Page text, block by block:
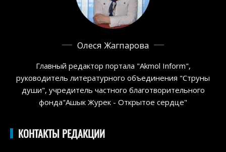
Олеся Жагпарова
Главный редактор портала "Akmol Inform",
руководитель литературного объединения "Струны
души", учредитель частного благотворительного
фонда"Ашык Журек - Открытое сердце"
КОНТАКТЫ РЕДАКЦИИ